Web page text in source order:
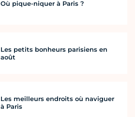
Où pique-niquer à Paris ?
Les petits bonheurs parisiens en
août
Les meilleurs endroits où naviguer
à Paris